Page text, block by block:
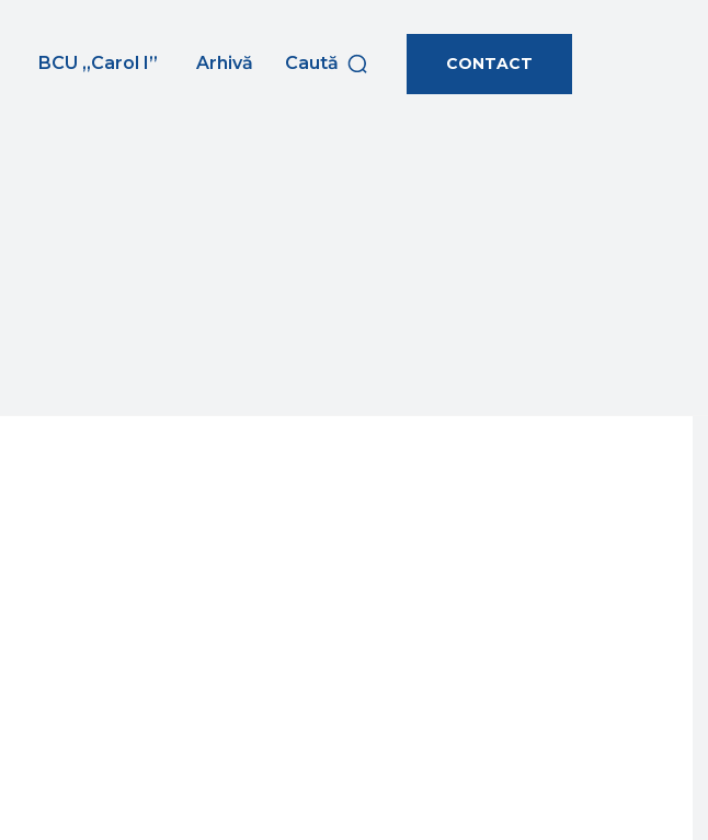
BCU „Carol I” Arhivă Caută CONTACT